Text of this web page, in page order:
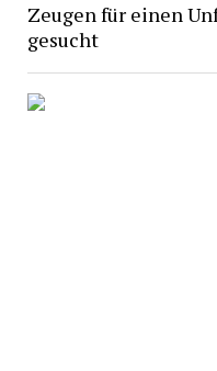
Zeugen für einen
gesucht